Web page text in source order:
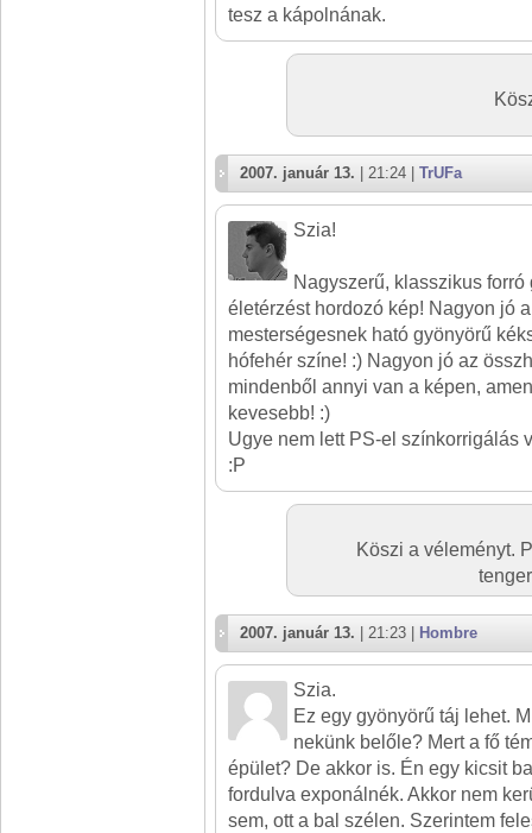
tesz a kápolnának.
2007. január 13. | 21:24 | TrUFa
Szia!
Nagyszerű, klasszikus forró
életérzést hordozó kép! Nagyon jó
mesterségesnek ható gyönyörű
hófehér színe! :) Nagyon jó az
mindenből annyi van a képen,
kevesebb! :)
Ugye nem lett PS-el színkorrigálás
:P
Köszi a véleményt.
2007. január 13. | 21:23 | Hombre
Szia.
Ez egy gyönyörű táj lehet.
nekünk belőle? Mert a fő
épület? De akkor is. Én egy kicsit
fordulva exponálnék. Akkor nem
sem, ott a bal szélen. Szerintem